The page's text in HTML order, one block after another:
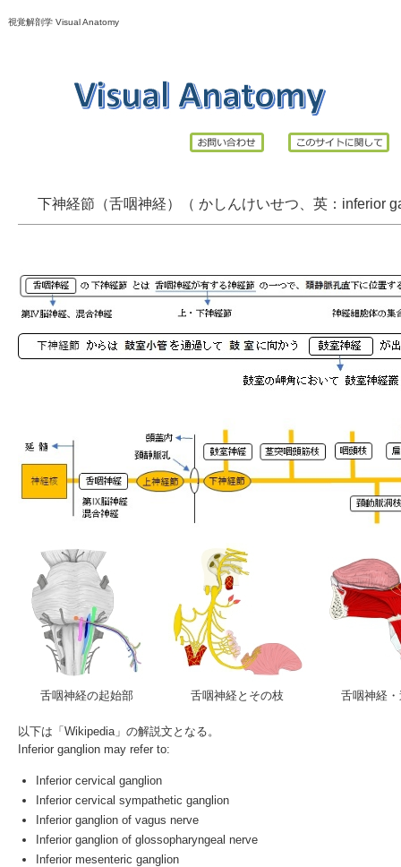
視覚解剖学 Visual Anatomy
下神経節（舌咽神経）（ かしんけいせつ、英：inferior
舌咽神経の起始部 舌咽神経とその枝 舌咽神経
以下は「Wikipedia」の解説文となる。
Inferior ganglionmay refer to:
Inferior cervical ganglion
Inferior cervical sympathetic ganglion
Inferior ganglion of vagus nerve
Inferior ganglion of glossopharyngeal nerve
Inferior mesenteric ganglion